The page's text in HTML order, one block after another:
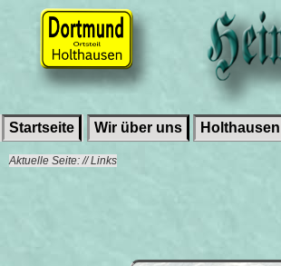
Startseite Wir über uns Holthausen
Aktuelle Seite: // Links